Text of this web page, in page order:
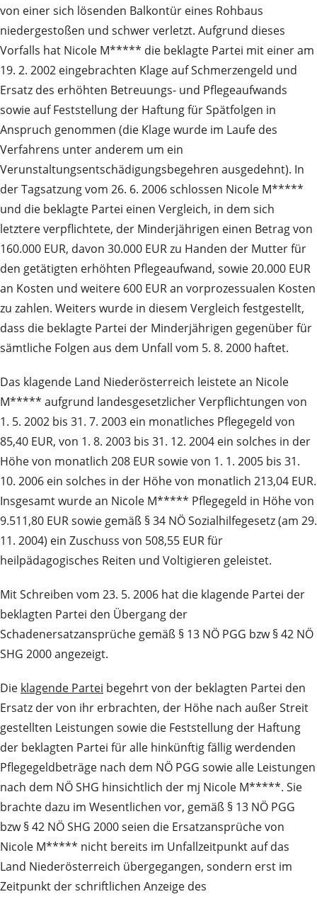
von einer sich lösenden Balkontür eines Rohbaus
niedergestoßen und schwer verletzt. Aufgrund dieses
Vorfalls hat Nicole M***** die beklagte Partei mit einer am
19. 2. 2002 eingebrachten Klage auf Schmerzengeld und
Ersatz des erhöhten Betreuungs- und Pflegeaufwands
sowie auf Feststellung der Haftung für Spätfolgen in
Anspruch genommen (die Klage wurde im Laufe des
Verfahrens unter anderem um ein
Verunstaltungsentschädigungsbegehren ausgedehnt). In
der Tagsatzung vom 26. 6. 2006 schlossen Nicole M*****
und die beklagte Partei einen Vergleich, in dem sich
letztere verpflichtete, der Minderjährigen einen Betrag von
160.000 EUR, davon 30.000 EUR zu Handen der Mutter für
den getätigten erhöhten Pflegeaufwand, sowie 20.000 EUR
an Kosten und weitere 600 EUR an vorprozessualen Kosten
zu zahlen. Weiters wurde in diesem Vergleich festgestellt,
dass die beklagte Partei der Minderjährigen gegenüber für
sämtliche Folgen aus dem Unfall vom 5. 8. 2000 haftet.
Das klagende Land Niederösterreich leistete an Nicole
M***** aufgrund landesgesetzlicher Verpflichtungen von
1. 5. 2002 bis 31. 7. 2003 ein monatliches Pflegegeld von
85,40 EUR, von 1. 8. 2003 bis 31. 12. 2004 ein solches in der
Höhe von monatlich 208 EUR sowie von 1. 1. 2005 bis 31.
10. 2006 ein solches in der Höhe von monatlich 213,04 EUR.
Insgesamt wurde an Nicole M***** Pflegegeld in Höhe von
9.511,80 EUR sowie gemäß § 34 NÖ Sozialhilfegesetz (am 29.
11. 2004) ein Zuschuss von 508,55 EUR für
heilpädagogisches Reiten und Voltigieren geleistet.
Mit Schreiben vom 23. 5. 2006 hat die klagende Partei der
beklagten Partei den Übergang der
Schadenersatzansprüche gemäß § 13 NÖ PGG bzw § 42 NÖ
SHG 2000 angezeigt.
Die klagende Partei begehrt von der beklagten Partei den
Ersatz der von ihr erbrachten, der Höhe nach außer Streit
gestellten Leistungen sowie die Feststellung der Haftung
der beklagten Partei für alle hinkünftig fällig werdenden
Pflegegeldbeträge nach dem NÖ PGG sowie alle Leistungen
nach dem NÖ SHG hinsichtlich der mj Nicole M*****. Sie
brachte dazu im Wesentlichen vor, gemäß § 13 NÖ PGG
bzw § 42 NÖ SHG 2000 seien die Ersatzansprüche von
Nicole M***** nicht bereits im Unfallzeitpunkt auf das
Land Niederösterreich übergegangen, sondern erst im
Zeitpunkt der schriftlichen Anzeige des